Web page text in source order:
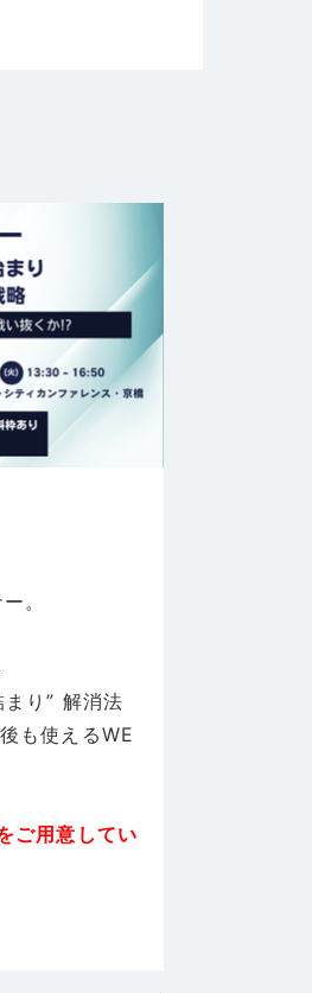
。
り” 解消法
も使えるWE
ご用意してい